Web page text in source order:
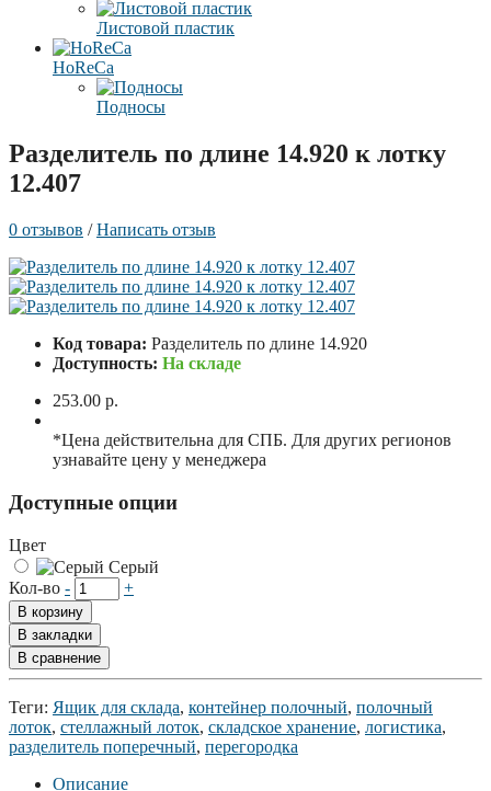
Листовой пластик
HoReCa
Подносы
Разделитель по длине 14.920 к лотку
12.407
0 отзывов /Написать отзыв
Код товара: Разделитель по длине 14.920
Доступность: На складе
253.00 р.
*Цена действительна для СПБ. Для других регионов
узнавайте цену у менеджера
Доступные опции
Цвет
Серый
Кол-во - +
В корзину
В закладки
В сравнение
Теги: Ящик для склада, контейнер полочный, полочный
лоток, стеллажный лоток, складское хранение, логистика,
разделитель поперечный, перегородка
Описание